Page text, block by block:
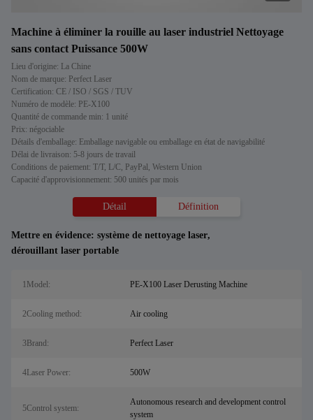
Machine à éliminer la rouille au laser industriel Nettoyage
sans contact Puissance 500W
Lieu d'origine: La Chine
Nom de marque: Perfect Laser
Certification: CE / ISO / SGS / TUV
Numéro de modèle: PE-X100
Quantité de commande min: 1 unité
Prix: négociable
Détails d'emballage: Emballage navigable ou emballage en état de navigabilité
Délai de livraison: 5-8 jours de travail
Conditions de paiement: T/T, L/C, PayPal, Western Union
Capacité d'approvisionnement: 500 unités par mois
Détail Définition
Mettre en évidence: système de nettoyage laser,
dérouillant laser portable
1Model: PE-X100 Laser Derusting Machine
2Cooling method: Air cooling
3Brand: Perfect Laser
4Laser Power: 500W
5Control system:
Autonomous research and development control
system